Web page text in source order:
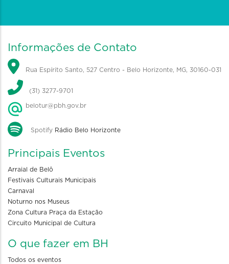
Informações de Contato
Rua Espírito Santo, 527 Centro - Belo Horizonte, MG, 30160-031
(31) 3277-9701
belotur@pbh.gov.br
Spotify Rádio Belo Horizonte
Principais Eventos
Arraial de Belô
Festivais Culturais Municipais
Carnaval
Noturno nos Museus
Zona Cultura Praça da Estação
Circuito Municipal de Cultura
O que fazer em BH
Todos os eventos